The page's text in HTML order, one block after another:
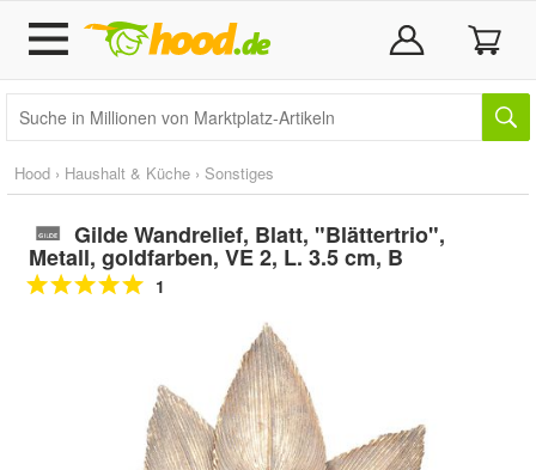
Hood › Haushalt & Küche › Sonstiges
Gilde Wandrelief, Blatt, "Blättertrio",
Metall, goldfarben, VE 2, L. 3.5 cm, B
1